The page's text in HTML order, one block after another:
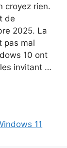
croyez rien.
de
2025. La
pas mal
10 ont
invitant …
11